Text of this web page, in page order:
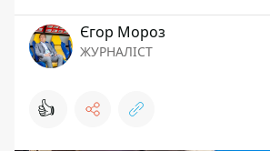
Єгор Мороз
ЖУРНАЛІСТ
👍